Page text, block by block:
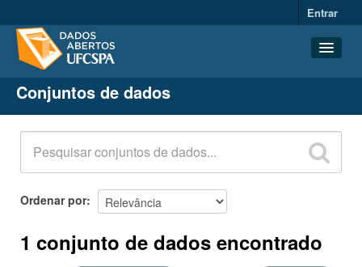
Entrar
Conjuntos de dados
Organizações
Grupos
Sobre
Conjuntos de dados
Ordenar por
1 conjunto de dados encontrado